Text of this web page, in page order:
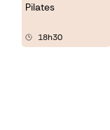
Pilates
18h30